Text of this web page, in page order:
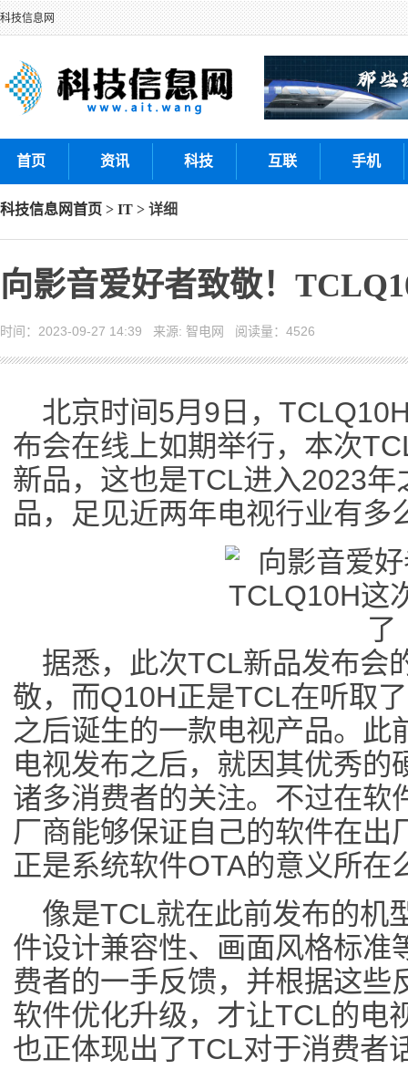
科技信息网
首页 资讯 科技 互联 手机
科技信息网首页 > IT > 详细
向影音爱好者致敬！
时间：2023-09-27 14:39 来源: 智电网 阅读量：4526
北京时间5月9日，
布会在线上如期举行，本次
新品，这也是TCL进入2023
品，足见近两年电视行业有多
据悉，此次TCL新品发布会
敬，而Q10H正是TCL在听取
之后诞生的一款电视产品。此
电视发布之后，就因其优秀的
诸多消费者的关注。不过在软
厂商能够保证自己的软件在出
正是系统软件OTA的意义所在
像是TCL就在此前发布的机
件设计兼容性、画面风格标准
费者的一手反馈，并根据这些
软件优化升级，才让TCL的电
也正体现出了TCL对于消费者